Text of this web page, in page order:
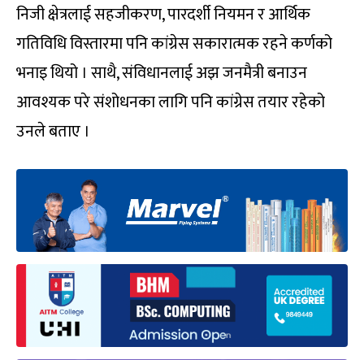
निजी क्षेत्रलाई सहजीकरण, पारदर्शी नियमन र आर्थिक
गतिविधि विस्तारमा पनि कांग्रेस सकारात्मक रहने कर्णको
भनाइ थियो । साथै, संविधानलाई अझ जनमैत्री बनाउन
आवश्यक परे संशोधनका लागि पनि कांग्रेस तयार रहेको
उनले बताए ।